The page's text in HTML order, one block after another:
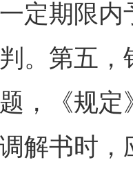
定期限
。第五
，《规
解书时